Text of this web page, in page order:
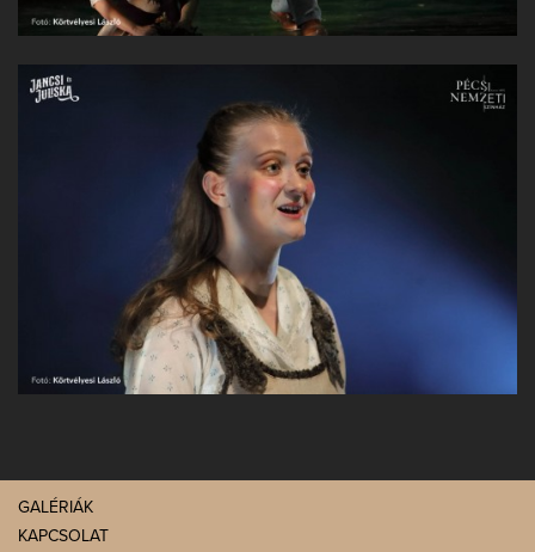
GALÉRIÁK
KAPCSOLAT